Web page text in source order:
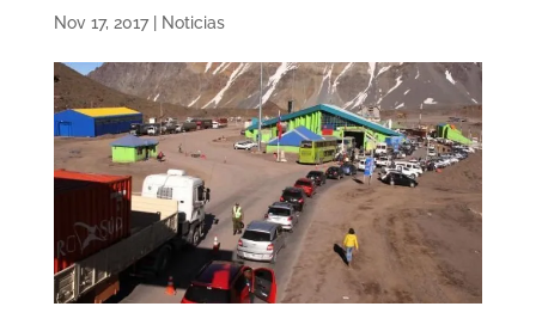
Nov 17, 2017| Noticias